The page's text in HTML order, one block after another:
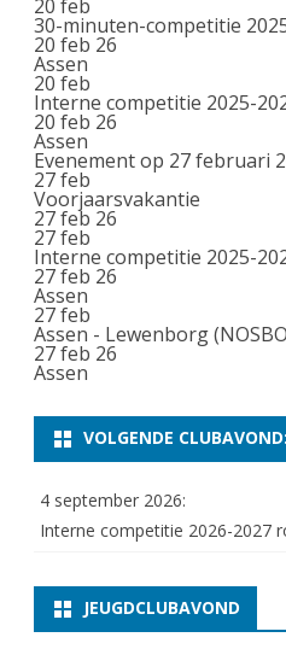
20 feb
30-minuten-competitie
20 feb 26
Assen
20 feb
Interne competitie 2025-
20 feb 26
Assen
Evenement op 27 februari
27feb
Voorjaarsvakantie
27 feb 26
27feb
Interne competitie 2025-
27 feb 26
Assen
27feb
Assen - Lewenborg
27 feb 26
Assen
VOLGENDE
4 september 2026:
Interne competitie 2026-2027
JEUGDCLUBAVOND